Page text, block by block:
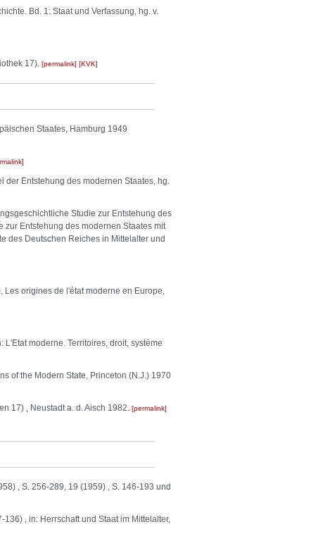
Bd. 1: Staat und Verfassung, hg. v.
17). permalink KVK
Staates, Hamburg 1949
der Entstehung des modernen Staates, hg.
Studie zur Entstehung des
Entstehung des modernen Staates mit
des Deutschen Reiches in Mittelalter und
Les origines de l'état moderne en Europe,
moderne. Territoires, droit, système
of the Modern State, Princeton (N.J.) 1970
17) , Neustadt a. d. Aisch 1982. permalink
, S. 256-289, 19 (1959) , S. 146-193 und
, in: Herrschaft und Staat im Mittelalter,